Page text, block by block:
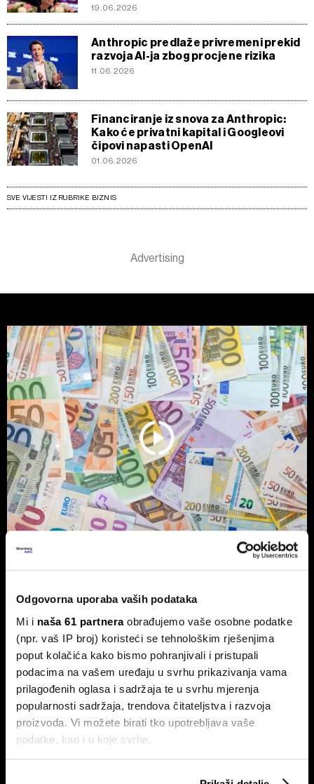
Odgovorna uporaba vaših podataka
Mi i naša 61 partneraobrađujemo vaše osobne podatke
(npr. vaš IP broj) koristeći se tehnološkim rješenjima
poput kolačića kako bismo pohranjivali i pristupali
podacima na vašem uređaju u svrhu prikazivanja vama
prilagođenih oglasa i sadržaja te u svrhu mjerenja
popularnosti sadržaja, trendova čitateljstva i razvoja
proizvoda. Vi možete birati tko upotrebljava vaše
podatke, kao i u koje svrhe.
19.06.2026
Anthropic predlaže privremeni prekid
razvoja AI-ja zbog procjene rizika
11.06.2026
Financiranje iz snova za Anthropic:
Kako će privatni kapital i Googleovi
čipovi napasti OpenAI
01.06.2026
SVE VIJESTI IZ RUBRIKE BIZNIS
Vlasnik Magazinske kleti izdaje
kuhinjom do trostrukog rasta marže
Tvrtka Superior Ugostiteljstvo izdaje trogodišnje
obveznice vrijedne 1,5 milijuna eura, više od milijun eura
ulažu u sustav centralizirane pripreme hrane.